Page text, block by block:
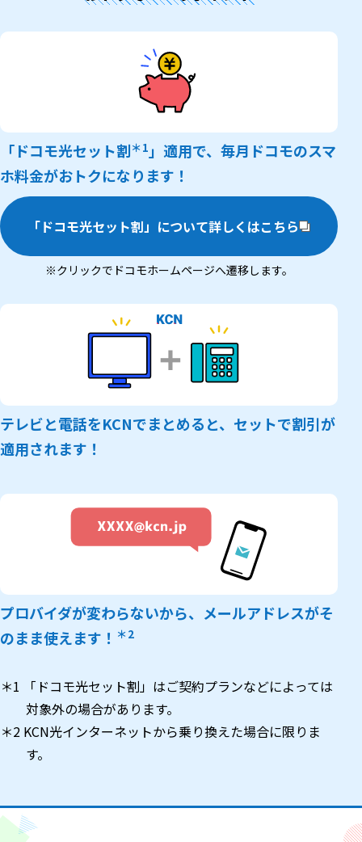
「ドコモ光セット割＊1 」適用で、毎月ドコモのスマ
ホ料金がおトクになります！
「ドコモ光セット割」について詳しくはこちら
※クリックでドコモホームページへ遷移します。
テレビと電話をKCNでまとめると、セットで割引が
適用されます！
プロバイダが変わらないから、メールアドレスがそ
のまま使えます！ ＊2
＊1 「ドコモ光セット割」はご契約プランなどによっては
対象外の場合があります。
＊2 KCN光インターネットから乗り換えた場合に限りま
す。